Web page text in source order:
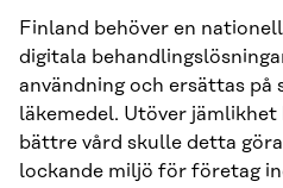
Finland behöver en
digitala
användning och ersättas på
läkemedel. Utöver
bättre vård skulle detta
lockande miljö för företag